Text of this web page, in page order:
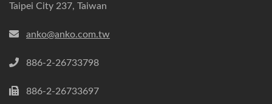
Taipei City 237, Taiwan
anko@anko.com.tw
886-2-26733798
886-2-26733697